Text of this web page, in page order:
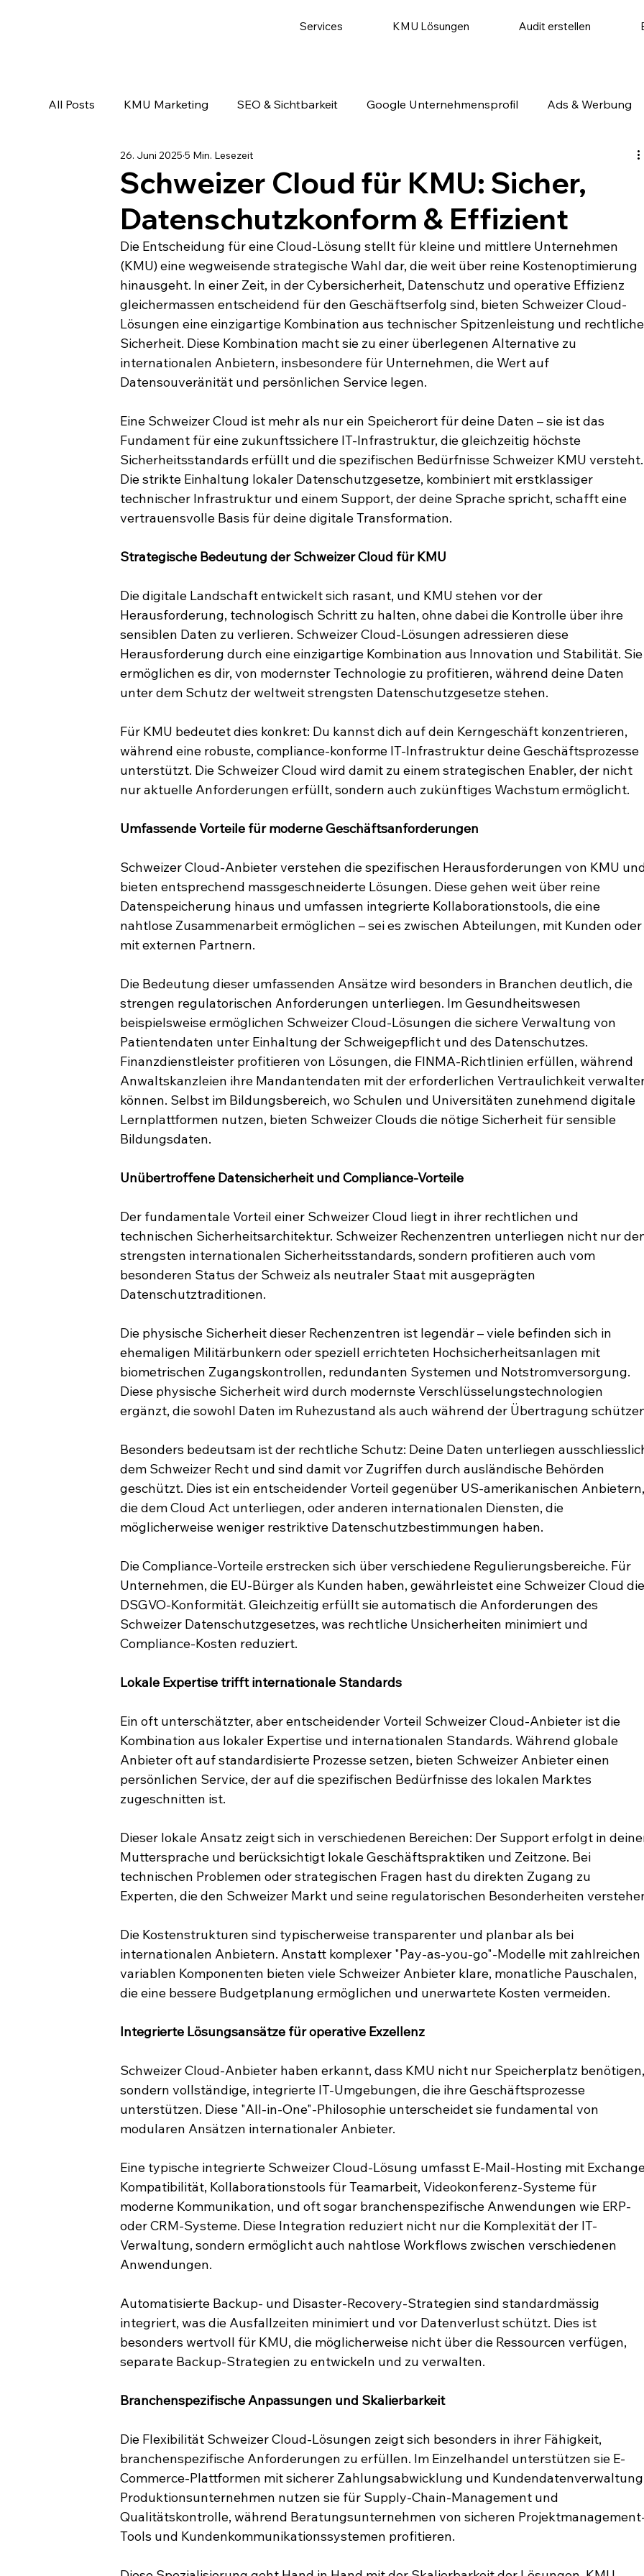
Services KMU Lösungen Audit erstellen
All Posts KMU Marketing SEO & Sichtbarkeit Google Unternehmensprofil Ads & Werbung
Email-Marketing & Lead Nurturing Social
Schweizer Cloud für KMU: Sicher,
Datenschutzkonform & Effizient
26. Juni 2025 5 Min. Lesezeit
Die Entscheidung für eine Cloud-Lösung stellt für kleine und mittlere Unternehmen
(KMU) eine wegweisende strategische Wahl dar, die weit über reine Kostenoptimierung
hinausgeht. In einer Zeit, in der Cybersicherheit, Datenschutz und operative Effizienz
gleichermassen entscheidend für den Geschäftserfolg sind, bieten Schweizer Cloud-
Lösungen eine einzigartige Kombination aus technischer Spitzenleistung und
Sicherheit. Diese Kombination macht sie zu einer überlegenen Alternative zu
internationalen Anbietern, insbesondere für Unternehmen, die Wert auf
Datensouveränität und persönlichen Service legen.
Eine Schweizer Cloud ist mehr als nur ein Speicherort für deine Daten – sie ist das
Fundament für eine zukunftssichere IT-Infrastruktur, die gleichzeitig höchste
Sicherheitsstandards erfüllt und die spezifischen Bedürfnisse Schweizer KMU versteht.
Die strikte Einhaltung lokaler Datenschutzgesetze, kombiniert mit erstklassiger
technischer Infrastruktur und einem Support, der deine Sprache spricht, schafft eine
vertrauensvolle Basis für deine digitale Transformation.
Strategische Bedeutung der Schweizer Cloud für KMU
Die digitale Landschaft entwickelt sich rasant, und KMU stehen vor der
Herausforderung, technologisch Schritt zu halten, ohne dabei die Kontrolle über ihre
sensiblen Daten zu verlieren. Schweizer Cloud-Lösungen adressieren diese
Herausforderung durch eine einzigartige Kombination aus Innovation und Stabilität. Sie
ermöglichen es dir, von modernster Technologie zu profitieren, während deine Daten
unter dem Schutz der weltweit strengsten Datenschutzgesetze stehen.
Für KMU bedeutet dies konkret: Du kannst dich auf dein Kerngeschäft konzentrieren,
während eine robuste, compliance-konforme IT-Infrastruktur deine Geschäftsprozesse
unterstützt. Die Schweizer Cloud wird damit zu einem strategischen Enabler, der nicht
nur aktuelle Anforderungen erfüllt, sondern auch zukünftiges Wachstum ermöglicht.
Umfassende Vorteile für moderne Geschäftsanforderungen
Schweizer Cloud-Anbieter verstehen die spezifischen Herausforderungen von KMU
bieten entsprechend massgeschneiderte Lösungen. Diese gehen weit über reine
Datenspeicherung hinaus und umfassen integrierte Kollaborationstools, die eine
nahtlose Zusammenarbeit ermöglichen – sei es zwischen Abteilungen, mit Kunden oder
mit externen Partnern.
Die Bedeutung dieser umfassenden Ansätze wird besonders in Branchen deutlich, die
strengen regulatorischen Anforderungen unterliegen. Im Gesundheitswesen
beispielsweise ermöglichen Schweizer Cloud-Lösungen die sichere Verwaltung von
Patientendaten unter Einhaltung der Schweigepflicht und des Datenschutzes.
Finanzdienstleister profitieren von Lösungen, die FINMA-Richtlinien erfüllen, während
Anwaltskanzleien ihre Mandantendaten mit der erforderlichen Vertraulichkeit
können. Selbst im Bildungsbereich, wo Schulen und Universitäten zunehmend digitale
Lernplattformen nutzen, bieten Schweizer Clouds die nötige Sicherheit für sensible
Bildungsdaten.
Unübertroffene Datensicherheit und Compliance-Vorteile
Der fundamentale Vorteil einer Schweizer Cloud liegt in ihrer rechtlichen und
technischen Sicherheitsarchitektur. Schweizer Rechenzentren unterliegen nicht nur
strengsten internationalen Sicherheitsstandards, sondern profitieren auch vom
besonderen Status der Schweiz als neutraler Staat mit ausgeprägten
Datenschutztraditionen.
Die physische Sicherheit dieser Rechenzentren ist legendär – viele befinden sich in
ehemaligen Militärbunkern oder speziell errichteten Hochsicherheitsanlagen mit
biometrischen Zugangskontrollen, redundanten Systemen und Notstromversorgung.
Diese physische Sicherheit wird durch modernste Verschlüsselungstechnologien
ergänzt, die sowohl Daten im Ruhezustand als auch während der Übertragung
Besonders bedeutsam ist der rechtliche Schutz: Deine Daten unterliegen
dem Schweizer Recht und sind damit vor Zugriffen durch ausländische Behörden
geschützt. Dies ist ein entscheidender Vorteil gegenüber US-amerikanischen Anbietern,
die dem Cloud Act unterliegen, oder anderen internationalen Diensten, die
möglicherweise weniger restriktive Datenschutzbestimmungen haben.
Die Compliance-Vorteile erstrecken sich über verschiedene Regulierungsbereiche. Für
Unternehmen, die EU-Bürger als Kunden haben, gewährleistet eine Schweizer Cloud die
DSGVO-Konformität. Gleichzeitig erfüllt sie automatisch die Anforderungen des
Schweizer Datenschutzgesetzes, was rechtliche Unsicherheiten minimiert und
Compliance-Kosten reduziert.
Lokale Expertise trifft internationale Standards
Ein oft unterschätzter, aber entscheidender Vorteil Schweizer Cloud-Anbieter ist die
Kombination aus lokaler Expertise und internationalen Standards. Während globale
Anbieter oft auf standardisierte Prozesse setzen, bieten Schweizer Anbieter einen
persönlichen Service, der auf die spezifischen Bedürfnisse des lokalen Marktes
zugeschnitten ist.
Dieser lokale Ansatz zeigt sich in verschiedenen Bereichen: Der Support erfolgt in
Muttersprache und berücksichtigt lokale Geschäftspraktiken und Zeitzone. Bei
technischen Problemen oder strategischen Fragen hast du direkten Zugang zu
Experten, die den Schweizer Markt und seine regulatorischen Besonderheiten
Die Kostenstrukturen sind typischerweise transparenter und planbar als bei
internationalen Anbietern. Anstatt komplexer "Pay-as-you-go"-Modelle mit zahlreichen
variablen Komponenten bieten viele Schweizer Anbieter klare, monatliche Pauschalen,
die eine bessere Budgetplanung ermöglichen und unerwartete Kosten vermeiden.
Integrierte Lösungsansätze für operative Exzellenz
Schweizer Cloud-Anbieter haben erkannt, dass KMU nicht nur Speicherplatz benötigen,
sondern vollständige, integrierte IT-Umgebungen, die ihre Geschäftsprozesse
unterstützen. Diese "All-in-One"-Philosophie unterscheidet sie fundamental von
modularen Ansätzen internationaler Anbieter.
Eine typische integrierte Schweizer Cloud-Lösung umfasst E-Mail-Hosting mit
Kompatibilität, Kollaborationstools für Teamarbeit, Videokonferenz-Systeme für
moderne Kommunikation, und oft sogar branchenspezifische Anwendungen wie ERP-
oder CRM-Systeme. Diese Integration reduziert nicht nur die Komplexität der IT-
Verwaltung, sondern ermöglicht auch nahtlose Workflows zwischen verschiedenen
Anwendungen.
Automatisierte Backup- und Disaster-Recovery-Strategien sind standardmässig
integriert, was die Ausfallzeiten minimiert und vor Datenverlust schützt. Dies ist
besonders wertvoll für KMU, die möglicherweise nicht über die Ressourcen verfügen,
separate Backup-Strategien zu entwickeln und zu verwalten.
Branchenspezifische Anpassungen und Skalierbarkeit
Die Flexibilität Schweizer Cloud-Lösungen zeigt sich besonders in ihrer Fähigkeit,
branchenspezifische Anforderungen zu erfüllen. Im Einzelhandel unterstützen sie E-
Commerce-Plattformen mit sicherer Zahlungsabwicklung und
Produktionsunternehmen nutzen sie für Supply-Chain-Management und
Qualitätskontrolle, während Beratungsunternehmen von sicheren
Tools und Kundenkommunikationssystemen profitieren.